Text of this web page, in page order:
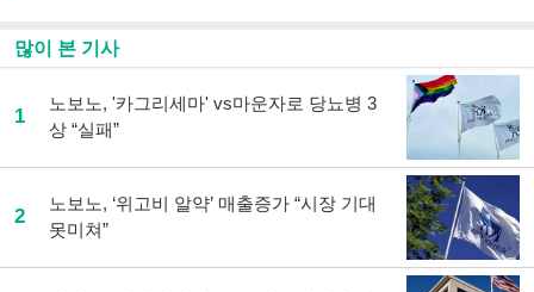
많이 본 기사
1
노보노, '카그리세마' vs마운자로 당뇨병 3
상 “실패”
2
노보노, ‘위고비 알약’ 매출증가 “시장 기대
못미쳐”